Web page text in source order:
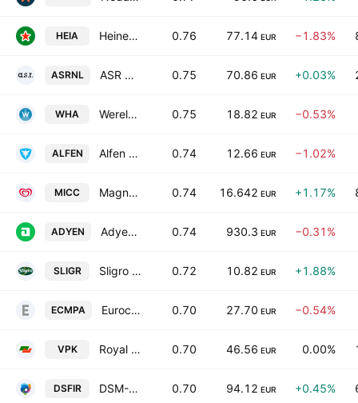
HEIA Heineken NV 0.76 77.14 EUR −1.83%
ASRNL ASR Nederland N.V. 0.75 70.86 EUR +0.03%
WHA Wereldhave N.V. 0.75 18.82 EUR −0.53%
ALFEN Alfen NV 0.74 12.66 EUR −1.02%
MICC Magnum Ice Cream Co. N.V. 0.74 16.642 EUR +1.17%
ADYEN Adyen NV 0.74 930.3 EUR −0.31%
SLIGR Sligro Food Group N.V. 0.72 10.82 EUR +1.88%
ECMPA Eurocommercial Properties NV 0.70 27.70 EUR −0.54%
VPK Royal Vopak NV 0.70 46.56 EUR 0.00%
DSFIR DSM-Firmenich AG 0.70 94.12 EUR +0.45%